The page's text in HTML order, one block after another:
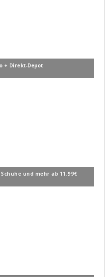
+ Direkt-Depot
und mehr ab 11,99€